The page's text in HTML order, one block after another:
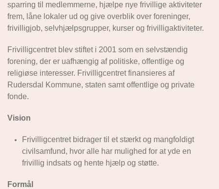
sparring til medlemmerne, hjælpe nye frivillige aktiviteter
frem, låne lokaler ud og give overblik over foreninger,
frivilligjob, selvhjælpsgrupper, kurser og frivilligaktiviteter.
Frivilligcentret blev stiftet i 2001 som en selvstændig
forening, der er uafhængig af politiske, offentlige og
religiøse interesser. Frivilligcentret finansieres af
Rudersdal Kommune, staten samt offentlige og private
fonde.
Vision
Frivilligcentret bidrager til et stærkt og mangfoldigt
civilsamfund, hvor alle har mulighed for at yde en
frivillig indsats og hente hjælp og støtte.
Formål